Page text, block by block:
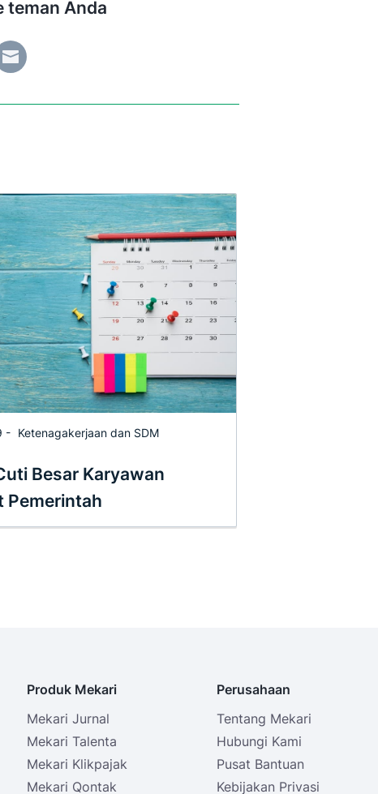
teman Anda
- Ketenagakerjaan dan SDM
Besar Karyawan
Pemerintah
Produk Mekari
Mekari Jurnal
Mekari Talenta
Mekari Klikpajak
Mekari Qontak
Perusahaan
Tentang Mekari
Hubungi Kami
Pusat Bantuan
Kebijakan Privasi